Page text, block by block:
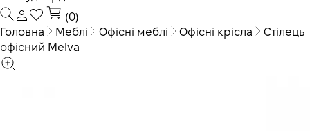
(0)
Головна
Меблі Офісні меблі Офісні крісла
Стілець
офісний Melva